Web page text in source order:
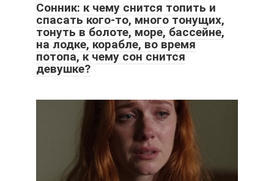
Сонник: к чему снится топить и
спасать кого-то, много тонущих,
тонуть в болоте, море, бассейне,
на лодке, корабле, во время
потопа, к чему сон снится
девушке?